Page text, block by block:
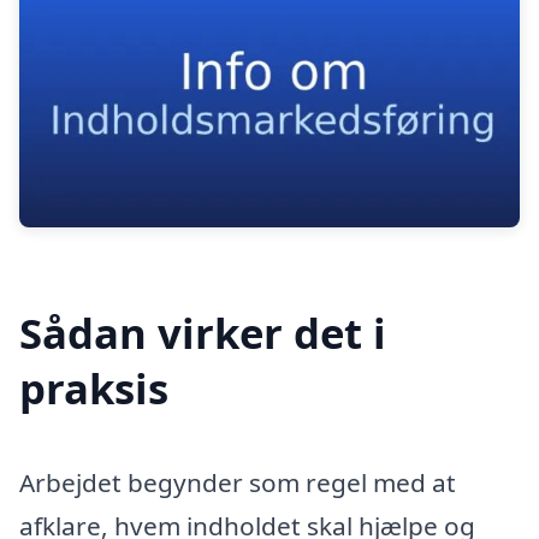
Sådan virker det i
praksis
Arbejdet begynder som regel med at
afklare, hvem indholdet skal hjælpe og